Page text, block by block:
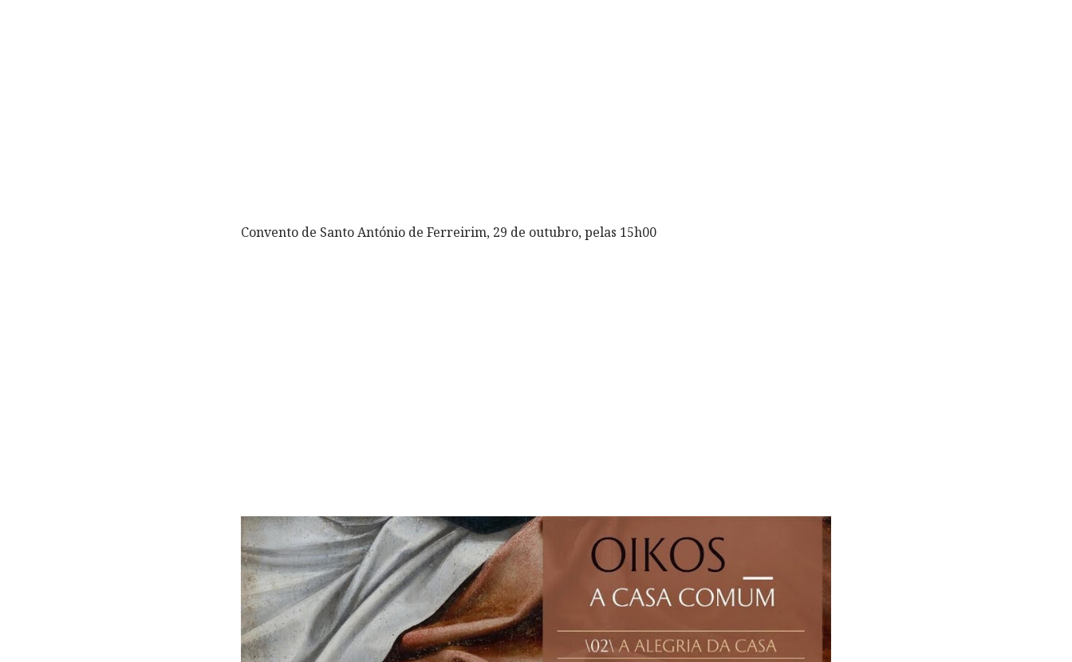
Convento de Santo António de Ferreirim, 29 de outubro, pelas 15h00